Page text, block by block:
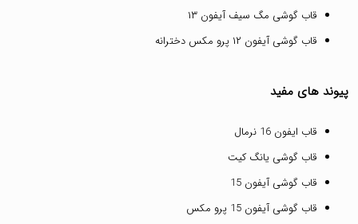
قاب گوشی مگ سیف آیفون ۱۳
قاب گوشی آیفون ۱۲ پرو مکس دخترانه
پیوند های مفید
قاب ایفون 16 نرمال
قاب گوشی یانگ کیت
قاب گوشی آیفون 15
قاب گوشی آیفون 15 پرو مکس